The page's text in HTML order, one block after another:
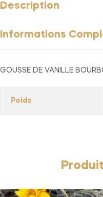
Description
Informations
GOUSSE DE VANILLE
Poids